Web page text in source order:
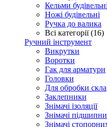
Кельми будівельні
Ножі будівельні
Ручка до валика
Всі категорії (16)
Ручний інструмент
Викрутки
Воротки
Гак для арматури
Головки
Для обробки скла
Заклепники
Знімачі ізоляції
Знімачі
Знімачі